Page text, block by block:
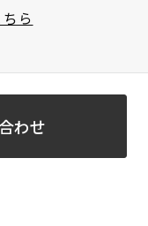
ら
わせ